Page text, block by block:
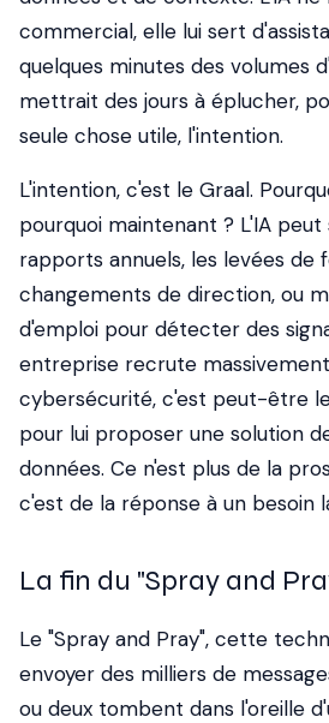
commercial, elle lui sert
quelques minutes des volumes
mettrait des jours à éplucher,
seule chose utile, l'intention.
L'intention, c'est le Graal.
pourquoi maintenant ? L'IA
rapports annuels, les levées de
changements de direction, ou
d'emploi pour détecter des
entreprise recrute
cybersécurité, c'est peut-être
pour lui proposer une solution
données. Ce n'est plus de la
c'est de la réponse à un besoin
La fin du "Spray and
Le "Spray and Pray", cette
envoyer des milliers de
ou deux tombent dans l'oreille